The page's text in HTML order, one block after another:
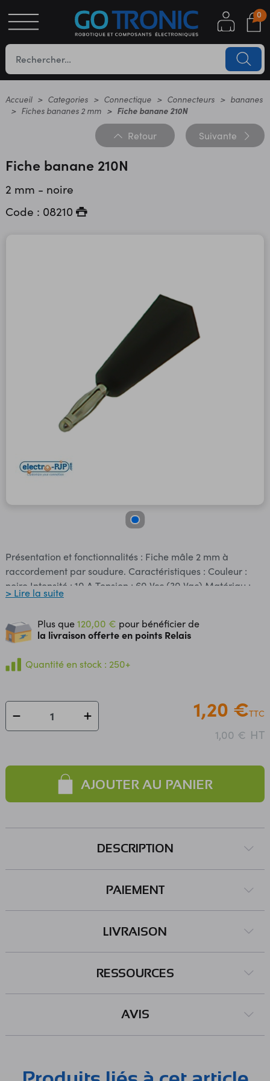
0
Accueil Categories Connectique Connecteurs
bananes
Fiches bananes 2 mm
Fiche banane 210N
Retour Suivante
Fiche banane 210N
2 mm - noire
Code : 08210
Présentation et fonctionnalités : Fiche mâle 2 mm à
raccordement par soudure. Caractéristiques : ​Couleur :
noire Intensité : 10 A Tension : 60 Vcc (30 Vac) Matériau :
laiton nickelé
> Lire la suite
Plus que120,00 € pour bénéficier de
la livraison offerte en points Relais
Quantité en stock : 250+
1,20 €TTC
1,00 € HT
AJOUTER AU PANIER
DESCRIPTION
PAIEMENT
LIVRAISON
RESSOURCES
AVIS